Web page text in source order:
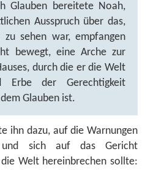
Glauben bereitete Noah,
Ausspruch über das,
sehen war, empfangen
bewegt, eine Arche zur
durch die er die Welt
Erbe der Gerechtigkeit
Glauben ist.
ihn dazu, auf die Warnungen
sich auf das Gericht
Welt hereinbrechen sollte: